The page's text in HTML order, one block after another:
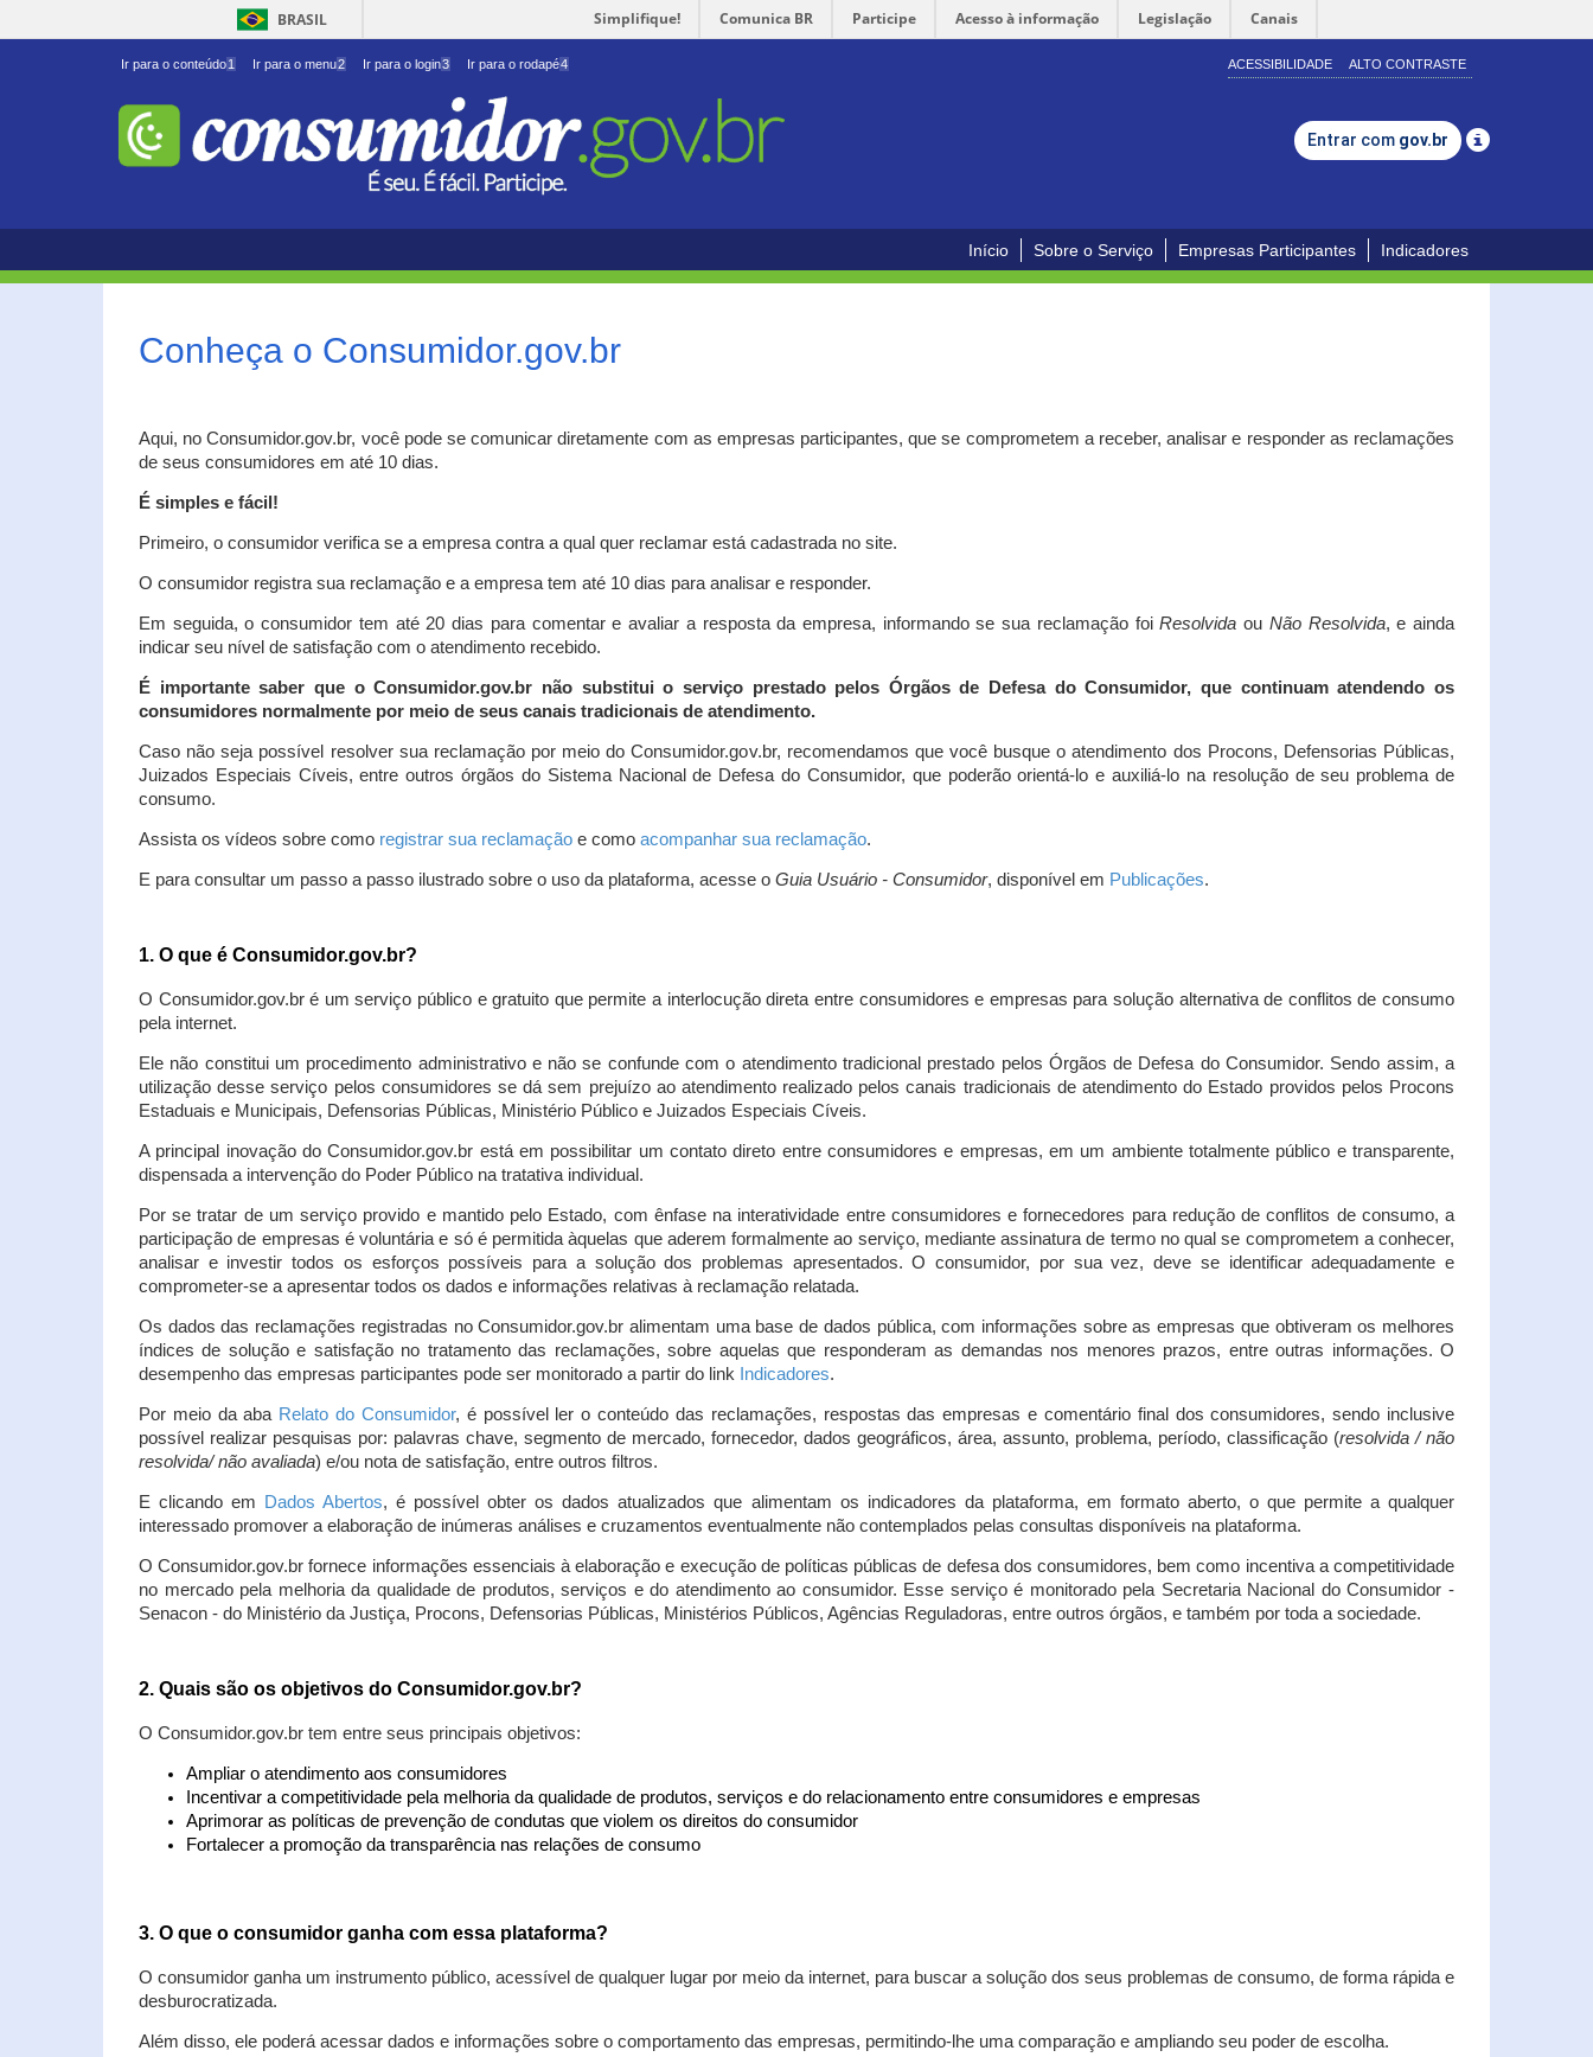
BRASIL Simplifique! Comunica BR Participe Acesso à informação Legislação Canais
Ir para o conteúdo1 Ir para o menu2 Ir para o login3 Ir para o rodapé4 ACESSIBILIDADE ALTO CONTRASTE
Entrar com gov.br
Início Sobre o Serviço Empresas Participantes Indicadores
Conheça o Consumidor.gov.br
Aqui, no Consumidor.gov.br, você pode se comunicar diretamente com as empresas participantes, que se comprometem a receber, analisar e responder as reclamações
de seus consumidores em até 10 dias.
É simples e fácil!
Primeiro, o consumidor verifica se a empresa contra a qual quer reclamar está cadastrada no site.
O consumidor registra sua reclamação e a empresa tem até 10 dias para analisar e responder.
Em seguida, o consumidor tem até 20 dias para comentar e avaliar a resposta da empresa, informando se sua reclamação foiResolvida ou Não Resolvida, e ainda
indicar seu nível de satisfação com o atendimento recebido.
É importante saber que o Consumidor.gov.br não substitui o serviço prestado pelos Órgãos de Defesa do Consumidor, que continuam atendendo os
consumidores normalmente por meio de seus canais tradicionais de atendimento.
Caso não seja possível resolver sua reclamação por meio do Consumidor.gov.br, recomendamos que você busque o atendimento dos Procons, Defensorias Públicas,
Juizados Especiais Cíveis, entre outros órgãos do Sistema Nacional de Defesa do Consumidor, que poderão orientá-lo e auxiliá-lo na resolução de seu problema de
consumo.
Assista os vídeos sobre como registrar sua reclamação e como acompanhar sua reclamação.
E para consultar um passo a passo ilustrado sobre o uso da plataforma, acesse o Guia Usuário - Consumidor, disponível em Publicações.
1. O que é Consumidor.gov.br?
O Consumidor.gov.br é um serviço público e gratuito que permite a interlocução direta entre consumidores e empresas para solução alternativa de conflitos de consumo
pela internet.
Ele não constitui um procedimento administrativo e não se confunde com o atendimento tradicional prestado pelos Órgãos de Defesa do Consumidor. Sendo assim, a
utilização desse serviço pelos consumidores se dá sem prejuízo ao atendimento realizado pelos canais tradicionais de atendimento do Estado providos pelos Procons
Estaduais e Municipais, Defensorias Públicas, Ministério Público e Juizados Especiais Cíveis.
A principal inovação do Consumidor.gov.br está em possibilitar um contato direto entre consumidores e empresas, em um ambiente totalmente público e transparente,
dispensada a intervenção do Poder Público na tratativa individual.
Por se tratar de um serviço provido e mantido pelo Estado, com ênfase na interatividade entre consumidores e fornecedores para redução de conflitos de consumo, a
participação de empresas é voluntária e só é permitida àquelas que aderem formalmente ao serviço, mediante assinatura de termo no qual se comprometem a conhecer,
analisar e investir todos os esforços possíveis para a solução dos problemas apresentados. O consumidor, por sua vez, deve se identificar adequadamente e
comprometer-se a apresentar todos os dados e informações relativas à reclamação relatada.
Os dados das reclamações registradas no Consumidor.gov.br alimentam uma base de dados pública, com informações sobre as empresas que obtiveram os melhores
índices de solução e satisfação no tratamento das reclamações, sobre aquelas que responderam as demandas nos menores prazos, entre outras informações. O
desempenho das empresas participantes pode ser monitorado a partir do link
Indicadores.
Por meio da aba Relato do Consumidor, é possível ler o conteúdo das reclamações, respostas das empresas e comentário final dos consumidores, sendo inclusive
possível realizar pesquisas por: palavras chave, segmento de mercado, fornecedor, dados geográficos, área, assunto, problema, período, classificação (resolvida / não
resolvida/ não avaliada) e/ou nota de satisfação, entre outros filtros.
E clicando em Dados Abertos, é possível obter os dados atualizados que alimentam os indicadores da plataforma, em formato aberto, o que permite a qualquer
interessado promover a elaboração de inúmeras análises e cruzamentos eventualmente não contemplados pelas consultas disponíveis na plataforma.
O Consumidor.gov.br fornece informações essenciais à elaboração e execução de políticas públicas de defesa dos consumidores, bem como incentiva a competitividade
no mercado pela melhoria da qualidade de produtos, serviços e do atendimento ao consumidor. Esse serviço é monitorado pela Secretaria Nacional do Consumidor -
Senacon - do Ministério da Justiça, Procons, Defensorias Públicas, Ministérios Públicos, Agências Reguladoras, entre outros órgãos, e também por toda a sociedade.
2. Quais são os objetivos do Consumidor.gov.br?
O Consumidor.gov.br tem entre seus principais objetivos:
Ampliar o atendimento aos consumidores
Incentivar a competitividade pela melhoria da qualidade de produtos, serviços e do relacionamento entre consumidores e empresas
Aprimorar as políticas de prevenção de condutas que violem os direitos do consumidor
Fortalecer a promoção da transparência nas relações de consumo
3. O que o consumidor ganha com essa plataforma?
O consumidor ganha um instrumento público, acessível de qualquer lugar por meio da internet, para buscar a solução dos seus problemas de consumo, de forma rápida e
desburocratizada.
Além disso, ele poderá acessar dados e informações sobre o comportamento das empresas, permitindo-lhe uma comparação e ampliando seu poder de escolha.